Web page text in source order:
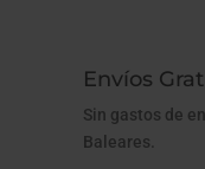
Envíos
Sin gastos de
Baleares.